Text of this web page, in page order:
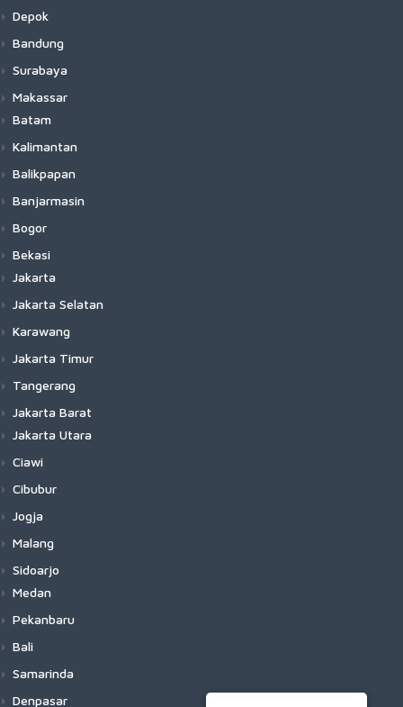
Depok
Bandung
Surabaya
Makassar
Batam
Kalimantan
Balikpapan
Banjarmasin
Bogor
Bekasi
Jakarta
Jakarta Selatan
Karawang
Jakarta Timur
Tangerang
Jakarta Barat
Jakarta Utara
Ciawi
Cibubur
Jogja
Malang
Sidoarjo
Medan
Pekanbaru
Bali
Samarinda
Denpasar